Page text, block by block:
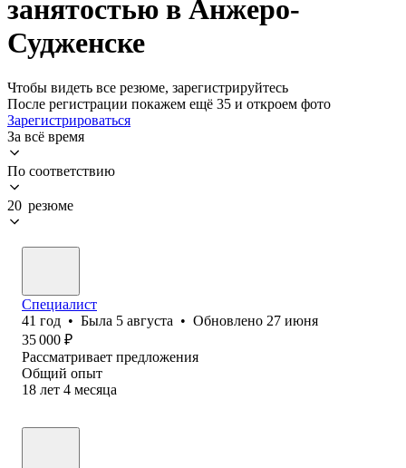
занятостью в Анжеро-
Судженске
Чтобы видеть все резюме, зарегистрируйтесь
После регистрации покажем ещё 35 и откроем фото
Зарегистрироваться
За всё время
По соответствию
20 резюме
Специалист
41 год • Была 5 августа • Обновлено 27 июня
35 000 ₽
Рассматривает предложения
Общий опыт
18 лет 4 месяца